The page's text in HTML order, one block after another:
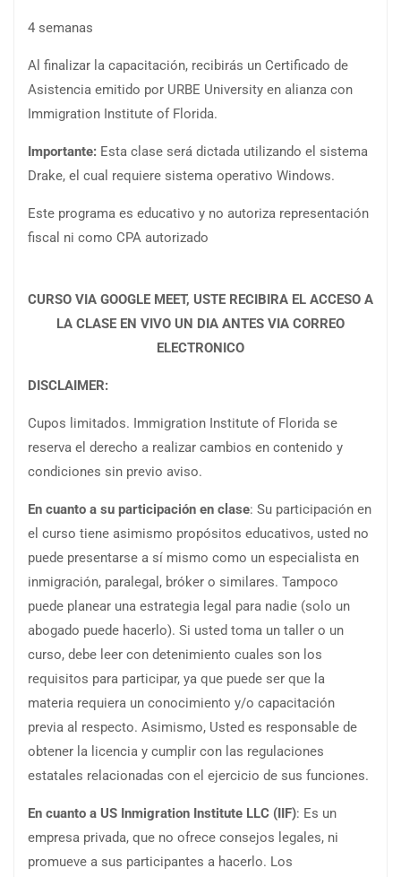
4 semanas
Al finalizar la capacitación, recibirás un Certificado de
Asistencia emitido por URBE University en alianza con
Immigration Institute of Florida.
Importante: Esta clase será dictada utilizando el sistema
Drake, el cual requiere sistema operativo Windows.
Este programa es educativo y no autoriza representación
fiscal ni como CPA autorizado
CURSO VIA GOOGLE MEET, USTE RECIBIRA EL ACCESO A
LA CLASE EN VIVO UN DIA ANTES VIA CORREO
ELECTRONICO
DISCLAIMER:
Cupos limitados. Immigration Institute of Florida se
reserva el derecho a realizar cambios en contenido y
condiciones sin previo aviso.
En cuanto a su participación en clase: Su participación en
el curso tiene asimismo propósitos educativos, usted no
puede presentarse a sí mismo como un especialista en
inmigración, paralegal, bróker o similares. Tampoco
puede planear una estrategia legal para nadie (solo un
abogado puede hacerlo). Si usted toma un taller o un
curso, debe leer con detenimiento cuales son los
requisitos para participar, ya que puede ser que la
materia requiera un conocimiento y/o capacitación
previa al respecto. Asimismo, Usted es responsable de
obtener la licencia y cumplir con las regulaciones
estatales relacionadas con el ejercicio de sus funciones.
En cuanto a US Inmigration Institute LLC (IIF): Es un
empresa privada, que no ofrece consejos legales, ni
promueve a sus participantes a hacerlo. Los